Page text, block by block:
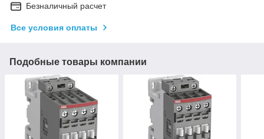
Безналичный расчет
Все условия оплаты
Подобные товары компании